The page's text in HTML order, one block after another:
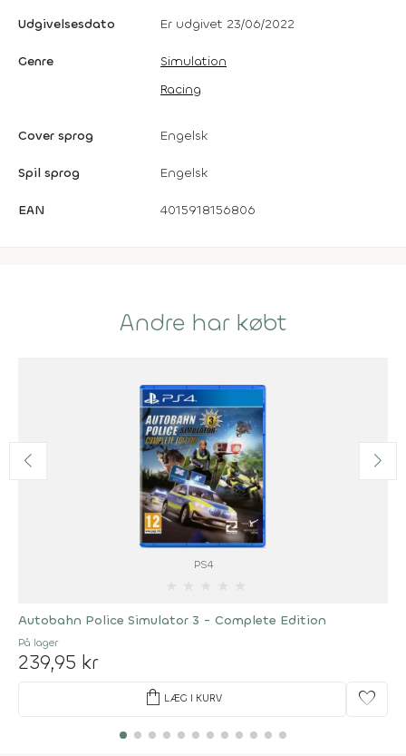
Udgivelsesdato Er udgivet 23/06/2022
Genre
Simulation
Racing
Cover sprog Engelsk
Spil sprog Engelsk
EAN 4015918156806
Andre har købt
PS4
Autobahn Police Simulator 3 - Complete Edition
På lager
239,95 kr
shopping_bag LÆG I KURV favorite